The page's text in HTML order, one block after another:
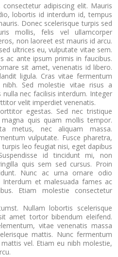
adipiscing elit. Mauris
lobortis id interdum id, tempus
Donec scelerisque turpis sed
mollis, felis vel ullamcorper
non laoreet est mauris id arcu.
ultrices eu, vulputate vitae sem.
ac ante ipsum primis in faucibus.
sit amet, venenatis id libero.
ligula. Cras vitae fermentum
Sed molestie vitae risus a
nec facilisis interdum. Integer
velit imperdiet venenatis.
egestas. Sed nec tristique
magna quis quam mollis tempor.
metus, nec aliquam massa.
vulputate. Fusce pharetra,
leo feugiat nisi, eget dapibus
id tincidunt mi, non
quis sem sed cursus. Proin
Nunc ac urna ornare odio
et malesuada fames ac
Etiam molestie consectetur
Nullam lobortis scelerisque
amet tortor bibendum eleifend.
vitae venenatis massa
mattis. Nunc fermentum
vel. Etiam eu nibh molestie,